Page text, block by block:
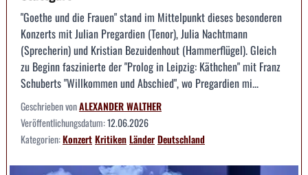
"Goethe und die Frauen" stand im Mittelpunkt dieses besonderen
Konzerts mit Julian Pregardien (Tenor), Julia Nachtmann
(Sprecherin) und Kristian Bezuidenhout (Hammerflügel). Gleich
zu Beginn faszinierte der "Prolog in Leipzig: Käthchen" mit Franz
Schuberts "Willkommen und Abschied", wo Pregardien mi...
Geschrieben vonALEXANDER WALTHER
Veröffentlichungsdatum:12.06.2026
Kategorien:KonzertKritikenLänderDeutschland